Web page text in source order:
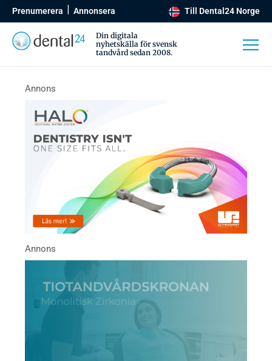
Prenumerera Annonsera Till Dental24 Norge
Din digitala
nyhetskälla för svensk
tandvård sedan 2008.